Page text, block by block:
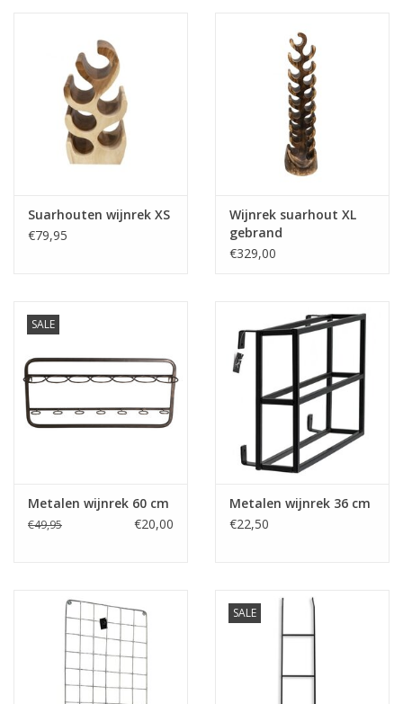
Suarhouten wijnrek XS
€79,95
Wijnrek suarhout XL
gebrand
€329,00
SALE
Metalen wijnrek 60 cm
€49,95 €20,00
Metalen wijnrek 36 cm
€22,50
SALE